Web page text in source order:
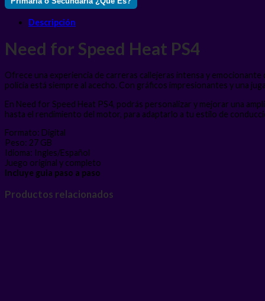
Descripción
Need for Speed Heat PS4
Ofrece una experiencia de carreras callejeras intensa y
policía está siempre al acecho. Con gráficos impresionantes y una
En Need for Speed Heat PS4, podrás personalizar y mejorar una
hasta el rendimiento del motor, para adaptarlo a tu estilo de
Formato: Digital
Peso: 27 GB
Idioma: Ingles/Español
Juego original y completo
Incluye guia paso a paso
Productos relacionados